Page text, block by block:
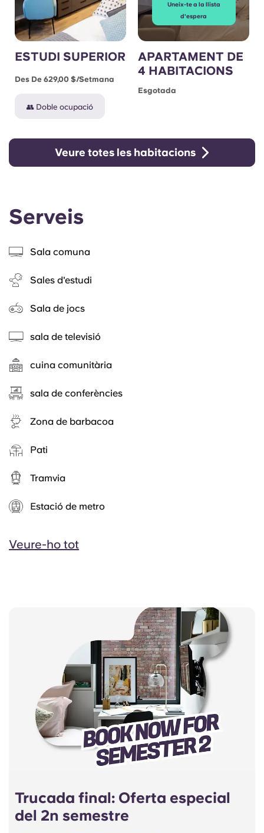
ESTUDI SUPERIOR
Des De 629,00 $/setmana
👥 Doble ocupació
Uneix-te a la llista
d'espera
APARTAMENT DE
4 HABITACIONS
Esgotada
Veure totes les habitacions
Serveis
Sala comuna
Sales d'estudi
Sala de jocs
sala de televisió
cuina comunitària
sala de conferències
Zona de barbacoa
Pati
Tramvia
Estació de metro
Veure-ho tot
Trucada final: Oferta especial
del 2n semestre